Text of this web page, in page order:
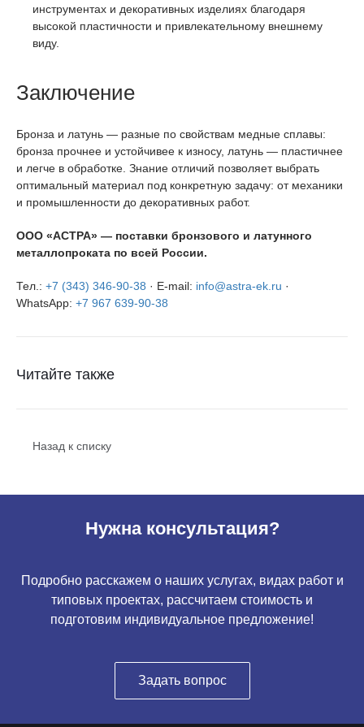
инструментах и декоративных изделиях благодаря
высокой пластичности и привлекательному внешнему
виду.
Заключение
Бронза и латунь — разные по свойствам медные сплавы:
бронза прочнее и устойчивее к износу, латунь — пластичнее
и легче в обработке. Знание отличий позволяет выбрать
оптимальный материал под конкретную задачу: от механики
и промышленности до декоративных работ.
ООО «АСТРА» — поставки бронзового и латунного
металлопроката по всей России.
Тел.: +7 (343) 346-90-38 · E-mail: info@astra-ek.ru ·
WhatsApp: +7 967 639-90-38
Читайте также
Назад к списку
Нужна консультация?
Подробно расскажем о наших услугах, видах работ и
типовых проектах, рассчитаем стоимость и
подготовим индивидуальное предложение!
Задать вопрос